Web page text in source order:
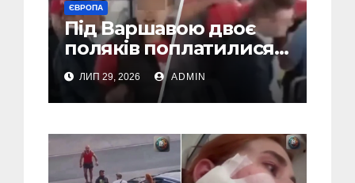
ЄВРОПА
Під Варшавою двоє
поляків поплатилися
за нападки на
українця – пасажири
викинули їх із поїзда
ЛИП 29, 2026 ADMIN